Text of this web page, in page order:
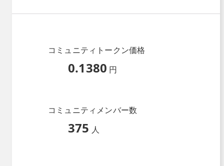
コミュニティトークン価格
0.1380 円
コミュニティメンバー数
375 人